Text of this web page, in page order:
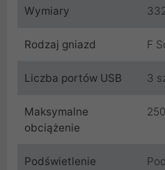
Wymiary
Rodzaj gniazd F
Liczba portów USB 3
Maksymalne
obciążenie
Podświetlenie